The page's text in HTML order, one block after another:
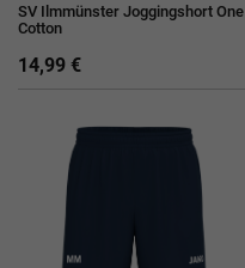
SV Ilmmünster Joggingshort One
Cotton
14,99 €